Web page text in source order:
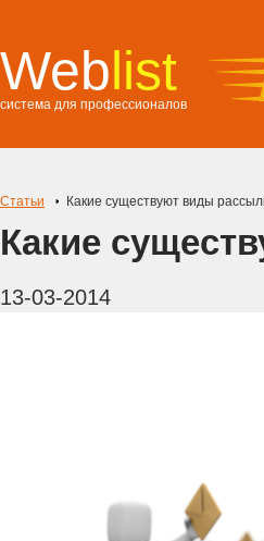
Weblist
система для профессионалов
Статьи Какие существуют виды
Какие
13-03-2014